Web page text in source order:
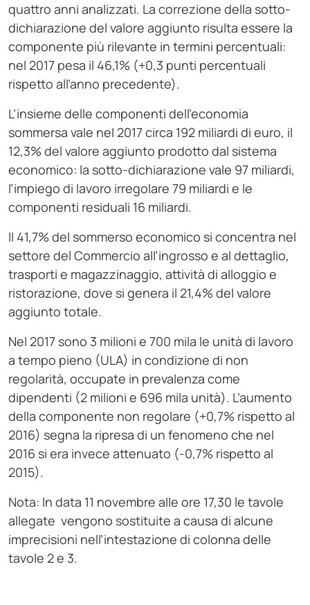
quattro anni analizzati. La correzione della sotto-
dichiarazione del valore aggiunto risulta essere la
componente più rilevante in termini percentuali:
nel 2017 pesa il 46,1% (+0,3 punti percentuali
rispetto all’anno precedente).
L’insieme delle componenti dell’economia
sommersa vale nel 2017 circa 192 miliardi di euro, il
12,3% del valore aggiunto prodotto dal sistema
economico: la sotto-dichiarazione vale 97 miliardi,
l’impiego di lavoro irregolare 79 miliardi e le
componenti residuali 16 miliardi.
Il 41,7% del sommerso economico si concentra nel
settore del Commercio all’ingrosso e al dettaglio,
trasporti e magazzinaggio, attività di alloggio e
ristorazione, dove si genera il 21,4% del valore
aggiunto totale.
Nel 2017 sono 3 milioni e 700 mila le unità di lavoro
a tempo pieno (ULA) in condizione di non
regolarità, occupate in prevalenza come
dipendenti (2 milioni e 696 mila unità). L’aumento
della componente non regolare (+0,7% rispetto al
2016) segna la ripresa di un fenomeno che nel
2016 si era invece attenuato (-0,7% rispetto al
2015).
Nota: In data 11 novembre alle ore 17,30 le tavole
allegate vengono sostituite a causa di alcune
imprecisioni nell’intestazione di colonna delle
tavole 2 e 3.